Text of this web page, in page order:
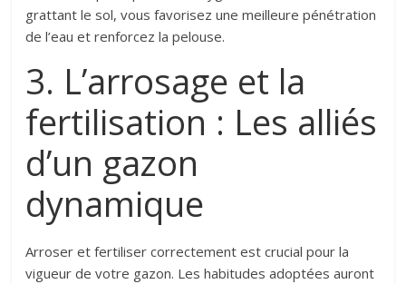
grattant le sol, vous favorisez une meilleure pénétration
de l’eau et renforcez la pelouse.
3. L’arrosage et la
fertilisation : Les alliés
d’un gazon
dynamique
Arroser et fertiliser correctement est crucial pour la
vigueur de votre gazon. Les habitudes adoptées auront